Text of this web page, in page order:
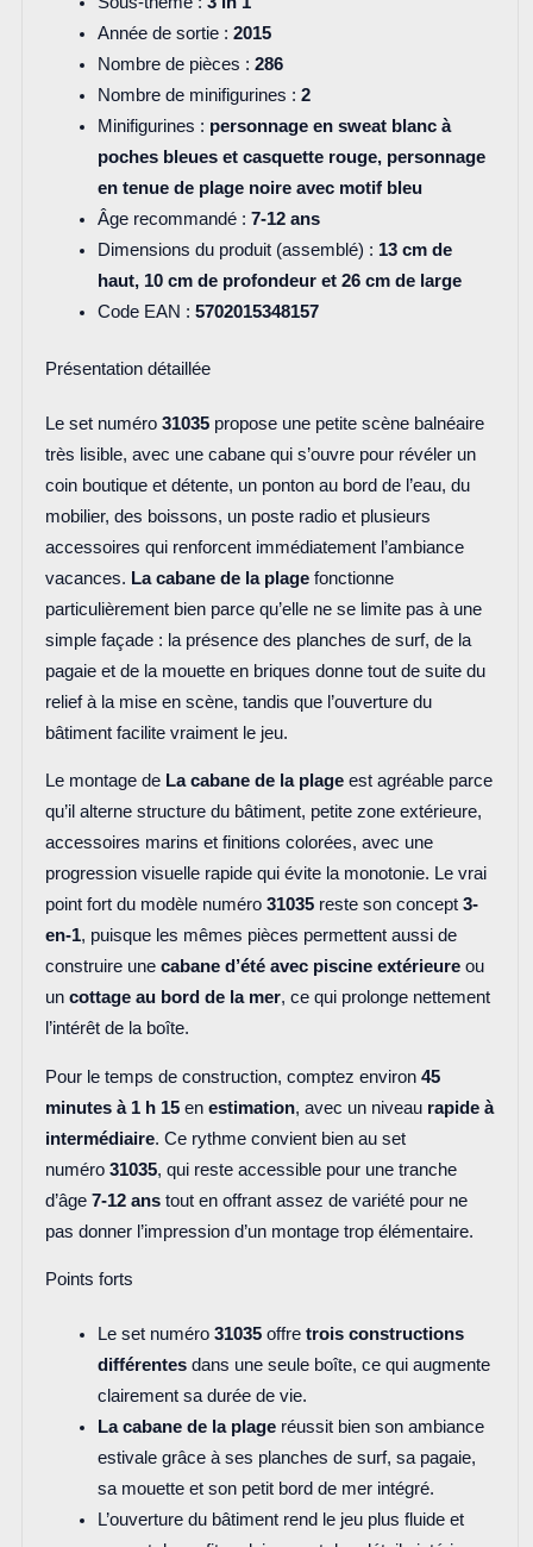
Année de sortie : 2015
Nombre de pièces : 286
Nombre de minifigurines : 2
Minifigurines : personnage en sweat blanc à
poches bleues et casquette rouge, personnage
en tenue de plage noire avec motif bleu
Âge recommandé : 7-12 ans
Dimensions du produit (assemblé) : 13 cm de
haut, 10 cm de profondeur et 26 cm de large
Code EAN : 5702015348157
Présentation détaillée
Le set numéro 31035propose une petite scène balnéaire
très lisible, avec une cabane qui s’ouvre pour révéler un
coin boutique et détente, un ponton au bord de l’eau, du
mobilier, des boissons, un poste radio et plusieurs
accessoires qui renforcent immédiatement l’ambiance
vacances. La cabane de la plagefonctionne
particulièrement bien parce qu’elle ne se limite pas à une
simple façade : la présence des planches de surf, de la
pagaie et de la mouette en briques donne tout de suite du
relief à la mise en scène, tandis que l’ouverture du
bâtiment facilite vraiment le jeu.
Le montage de La cabane de la plageest agréable parce
qu’il alterne structure du bâtiment, petite zone extérieure,
accessoires marins et finitions colorées, avec une
progression visuelle rapide qui évite la monotonie. Le vrai
point fort du modèle numéro 31035reste son concept 3-
en-1, puisque les mêmes pièces permettent aussi de
construire une cabane d’été avec piscine extérieureou
un cottage au bord de la mer, ce qui prolonge nettement
l’intérêt de la boîte.
Pour le temps de construction, comptez environ 45
minutes à 1 h 15en estimation, avec un niveau rapide à
intermédiaire. Ce rythme convient bien au set
numéro 31035, qui reste accessible pour une tranche
d’âge 7-12 anstout en offrant assez de variété pour ne
pas donner l’impression d’un montage trop élémentaire.
Points forts
Le set numéro 31035offre trois constructions
différentesdans une seule boîte, ce qui augmente
clairement sa durée de vie.
La cabane de la plageréussit bien son ambiance
estivale grâce à ses planches de surf, sa pagaie,
sa mouette et son petit bord de mer intégré.
L’ouverture du bâtiment rend le jeu plus fluide et